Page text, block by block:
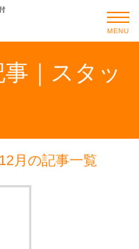
MENU
｜スタッ
月の記事一覧